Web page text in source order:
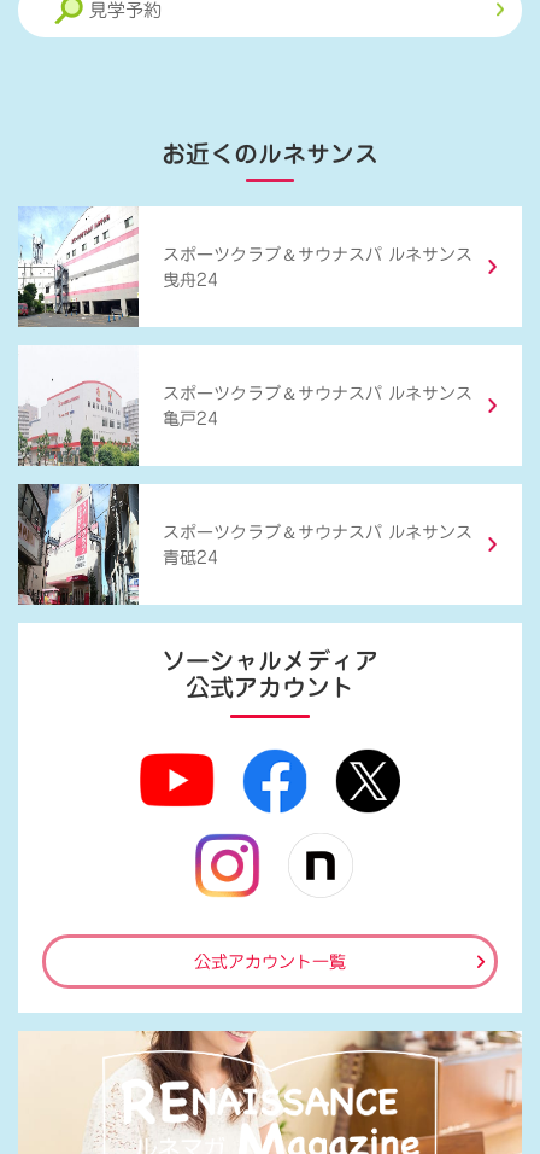
見学予約
お近くのルネサンス
スポーツクラブ ＆ サウナスパ ルネサンス
曳舟24
スポーツクラブ ＆ サウナスパ ルネサンス
亀戸24
スポーツクラブ ＆ サウナスパ ルネサンス
青砥24
ソーシャルメディア
公式アカウント
公式アカウント一覧